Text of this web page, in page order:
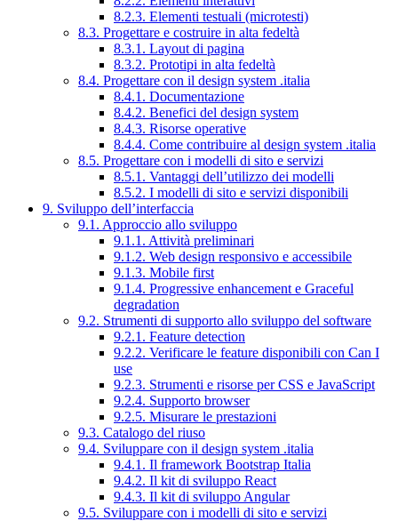
8.2.3. Elementi testuali (microtesti)
8.3. Progettare e costruire in alta fedeltà
8.3.1. Layout di pagina
8.3.2. Prototipi in alta fedeltà
8.4. Progettare con il design system .italia
8.4.1. Documentazione
8.4.2. Benefici del design system
8.4.3. Risorse operative
8.4.4. Come contribuire al design system .italia
8.5. Progettare con i modelli di sito e servizi
8.5.1. Vantaggi dell’utilizzo dei modelli
8.5.2. I modelli di sito e servizi disponibili
9. Sviluppo dell’interfaccia
9.1. Approccio allo sviluppo
9.1.1. Attività preliminari
9.1.2. Web design responsivo e accessibile
9.1.3. Mobile first
9.1.4. Progressive enhancement e Graceful
degradation
9.2. Strumenti di supporto allo sviluppo del software
9.2.1. Feature detection
9.2.2. Verificare le feature disponibili con Can I
use
9.2.3. Strumenti e risorse per CSS e JavaScript
9.2.4. Supporto browser
9.2.5. Misurare le prestazioni
9.3. Catalogo del riuso
9.4. Sviluppare con il design system .italia
9.4.1. Il framework Bootstrap Italia
9.4.2. Il kit di sviluppo React
9.4.3. Il kit di sviluppo Angular
9.5. Sviluppare con i modelli di sito e servizi